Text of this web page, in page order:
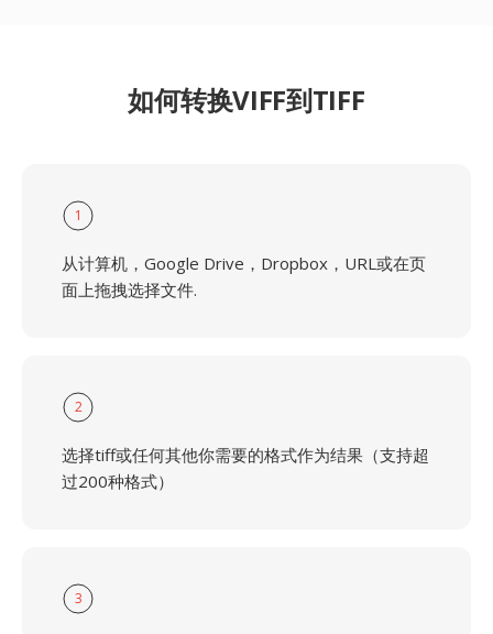
如何转换VIFF到TIFF
1
从计算机，Google Drive，Dropbox，URL或在页
面上拖拽选择文件.
2
选择tiff或任何其他你需要的格式作为结果（支持超
过200种格式）
3